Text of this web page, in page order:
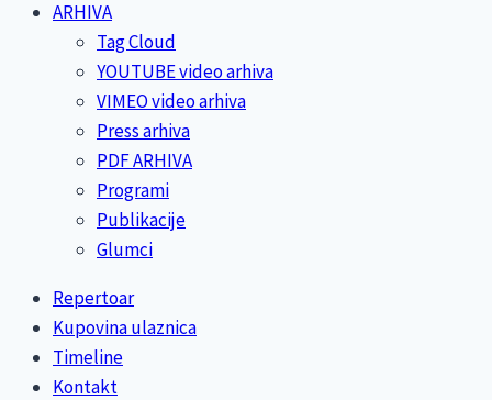
ARHIVA
Tag Cloud
YOUTUBE video arhiva
VIMEO video arhiva
Press arhiva
PDF ARHIVA
Programi
Publikacije
Glumci
Repertoar
Kupovina ulaznica
Timeline
Kontakt